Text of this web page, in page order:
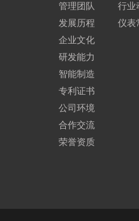
管理团队
发展历程
企业文化
研发能力
智能制造
专利证书
公司环境
合作交流
荣誉资质
行业
仪表